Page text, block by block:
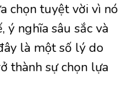
chọn tuyệt vời vì nó
ý nghĩa sâu sắc và
là một số lý do
thành sự chọn lựa